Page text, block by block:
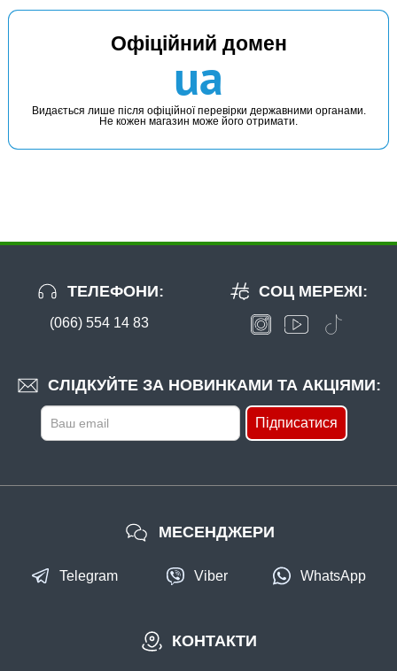
Офіційний домен
ua
Видається лише після офіційної перевірки державними органами.
Не кожен магазин може його отримати.
ТЕЛЕФОНИ:
(066) 554 14 83
СЛІДКУЙТЕ ЗА НОВИНКАМИ ТА АКЦІЯМИ:
Підписатися
СОЦ МЕРЕЖІ:
КОНТАКТИ
МЕСЕНДЖЕРИ
Telegram Viber WhatsApp